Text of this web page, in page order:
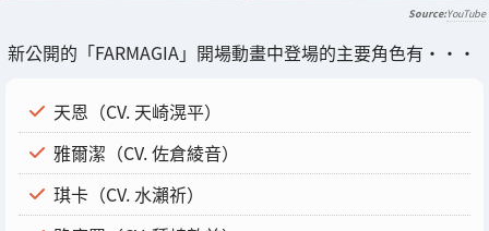
YouTube
新公開的「FARMAGIA」開場動畫中登場的主要角色有・・・
天恩（CV. 天崎滉平）
雅爾潔（CV. 佐倉綾音）
琪卡（CV. 水瀨祈）